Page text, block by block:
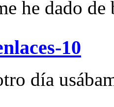
he dado de
10
día